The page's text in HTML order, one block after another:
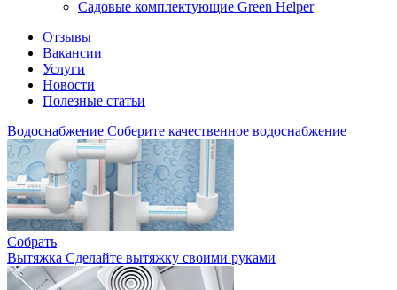
Садовые комплектующие Green Helper
Отзывы
Вакансии
Услуги
Новости
Полезные статьи
Водоснабжение Соберите качественное водоснабжение
Собрать
Вытяжка Сделайте вытяжку своими руками